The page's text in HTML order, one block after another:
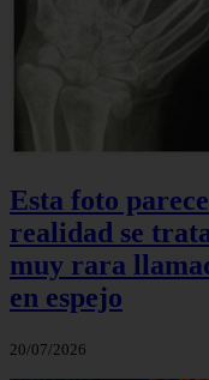
Esta foto
realidad se
muy rara
en espejo
20/07/2026